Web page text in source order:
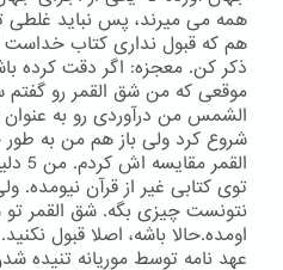
همه می میرند، پس نباید غلطی
هم که قبول نداری کتاب خداست
ذکر کن. معجزه: اگر دقت کرده
موقعی که من شق القمر رو گفتم
الشمس من درآوردی رو به
شروع کرد ولی باز هم من به
القمر
توی کتابی غیر از قرآن نیومده.
نتونست چیزی بگه. شق القمر
اومده.حالا باشه، اصلا قبول
عهد نامه توسط موریانه تنیده